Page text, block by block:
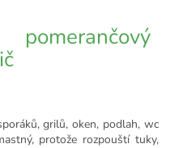
grilů, oken, podlah, wc
protože rozpouští tuky,